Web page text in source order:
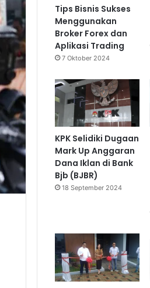
Tips Bisnis Sukses
Menggunakan
Broker Forex dan
Aplikasi Trading
7 Oktober 2024
KPK Selidiki Dugaan
Mark Up Anggaran
Dana Iklan di Bank
Bjb (BJBR)
18 September 2024